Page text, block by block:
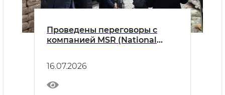
Проведены переговоры с
компанией MSR (National
16.07.2026